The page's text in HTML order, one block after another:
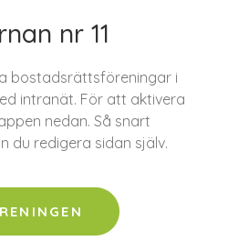
nr 11
bostadsrättsföreningar i
intranät. För att aktivera
nedan. Så snart
du redigera sidan själv.